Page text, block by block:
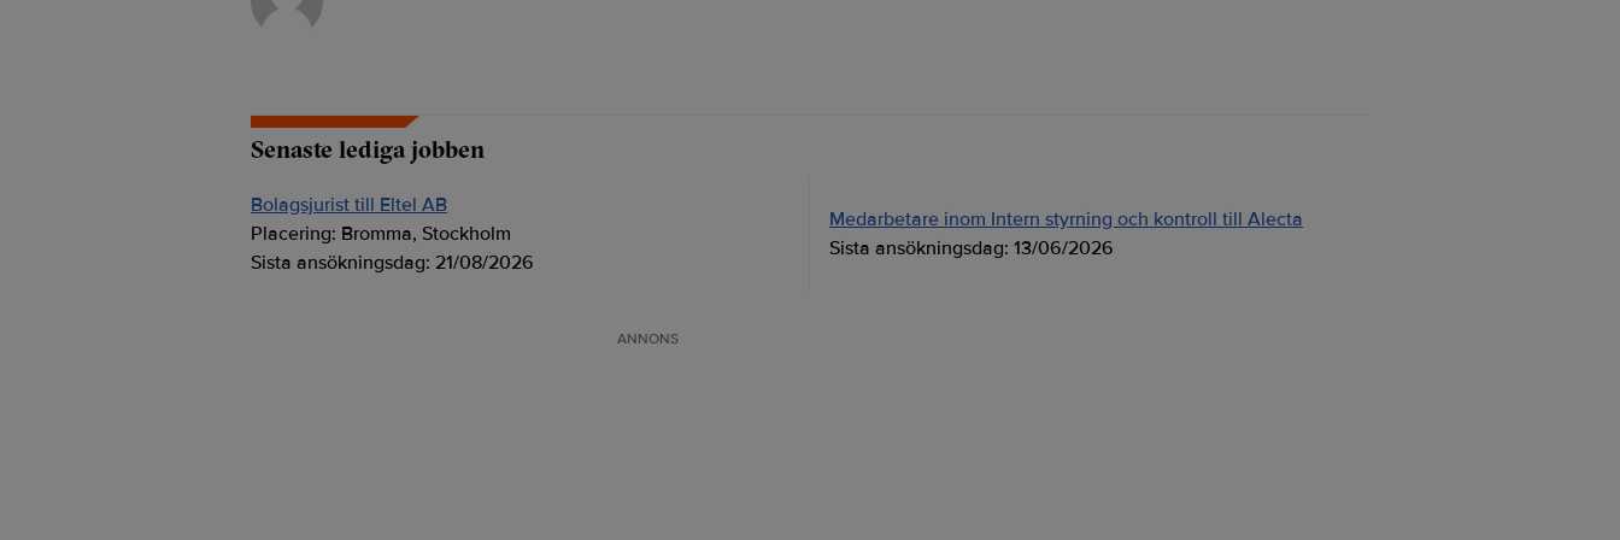
Senaste lediga jobben
Bolagsjurist till Eltel AB
Placering: Bromma, Stockholm
Sista ansökningsdag: 21/08/2026
Medarbetare inom Intern styrning och kontroll till Alecta
Sista ansökningsdag: 13/06/2026
ANNONS